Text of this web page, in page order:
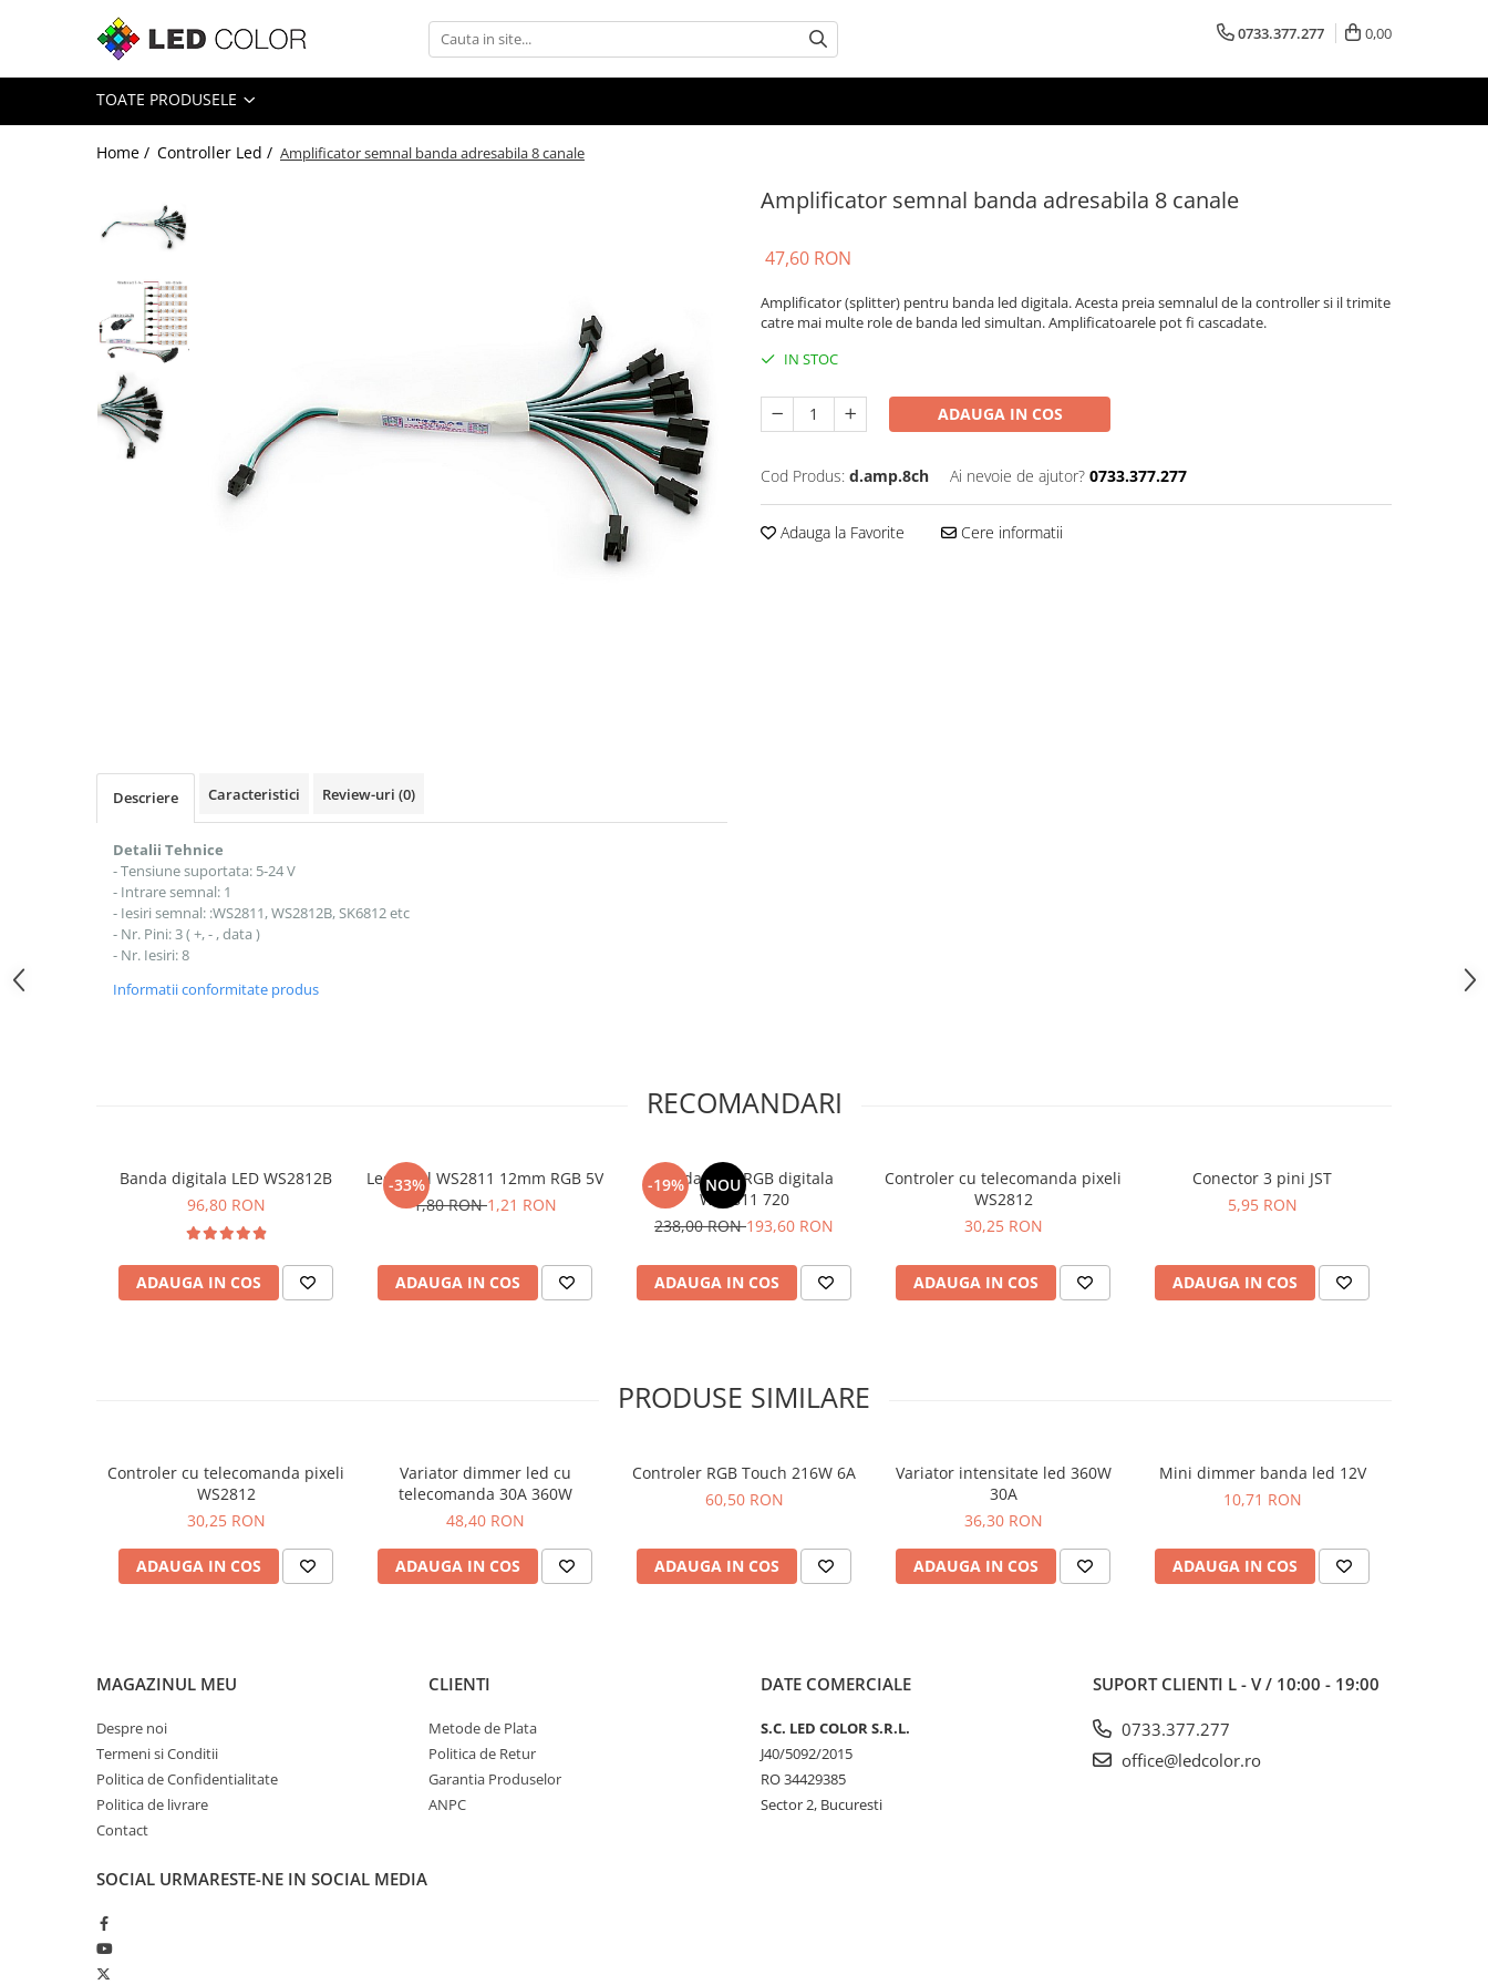
Banda Led COB
Surse de Alimentare
Accesorii Led
Cablu Banda Led
Ecrane LED
0733.377.277 0,00
TOATE PRODUSELE
Home / Controller Led / Amplificator semnal banda adresabila 8 canale
Amplificator semnal banda adresabila 8 canale
47,60 RON
Amplificator (splitter) pentru banda led digitala. Acesta preia semnalul de la controller si il trimite
catre mai multe role de banda led simultan. Amplificatoarele pot fi cascadate.
IN STOC
ADAUGA IN COS
Cod Produs: d.amp.8ch Ai nevoie de ajutor? 0733.377.277
Adauga la Favorite Cere informatii
Descriere Caracteristici Review-uri (0)
Detalii Tehnice
- Tensiune suportata: 5-24 V
- Intrare semnal: 1
- Iesiri semnal: :WS2811, WS2812B, SK6812 etc
- Nr. Pini: 3 ( +, - , data )
- Nr. Iesiri: 8
Informatii conformitate produs
RECOMANDARI
Banda digitala LED WS2812B
96,80 RON
ADAUGA IN COS
-33%
Led Pixel WS2811 12mm RGB 5V
1,80 RON1,21 RON
ADAUGA IN COS
-19% NOU
Banda COB RGB digitala
WS2811 720
238,00 RON193,60 RON
ADAUGA IN COS
Controler cu telecomanda pixeli
WS2812
30,25 RON
ADAUGA IN COS
Conector 3 pini JST
5,95 RON
ADAUGA IN COS
PRODUSE SIMILARE
Controler cu telecomanda pixeli
WS2812
30,25 RON
ADAUGA IN COS
Variator dimmer led cu
telecomanda 30A 360W
48,40 RON
ADAUGA IN COS
Controler RGB Touch 216W 6A
60,50 RON
ADAUGA IN COS
Variator intensitate led 360W
30A
36,30 RON
ADAUGA IN COS
Mini dimmer banda led 12V
10,71 RON
ADAUGA IN COS
MAGAZINUL MEU
Despre noi
Termeni si Conditii
Politica de Confidentialitate
Politica de livrare
Contact
CLIENTI
Metode de Plata
Politica de Retur
Garantia Produselor
ANPC
DATE COMERCIALE
S.C. LED COLOR S.R.L.
J40/5092/2015
RO 34429385
Sector 2, Bucuresti
SUPORT CLIENTI L - V / 10:00 - 19:00
0733.377.277
office@ledcolor.ro
SOCIAL URMARESTE-NE IN SOCIAL MEDIA